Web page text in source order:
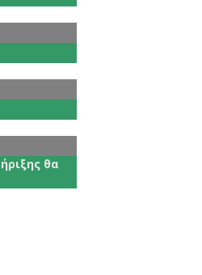
θα